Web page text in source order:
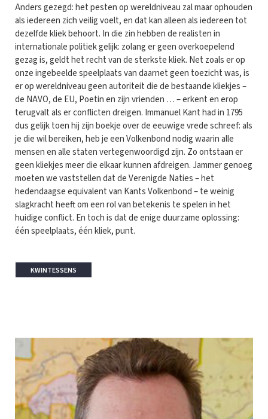
Anders gezegd: het pesten op wereldniveau zal maar ophouden
als iedereen zich veilig voelt, en dat kan alleen als iedereen tot
dezelfde kliek behoort. In die zin hebben de realisten in
internationale politiek gelijk: zolang er geen overkoepelend
gezag is, geldt het recht van de sterkste kliek. Net zoals er op
onze ingebeelde speelplaats van daarnet geen toezicht was, is
er op wereldniveau geen autoriteit die de bestaande kliekjes –
de NAVO, de EU, Poetin en zijn vrienden … – erkent en erop
terugvalt als er conflicten dreigen. Immanuel Kant had in 1795
dus gelijk toen hij zijn boekje over de eeuwige vrede schreef: als
je die wil bereiken, heb je een Volkenbond nodig waarin alle
mensen en alle staten vertegenwoordigd zijn. Zo ontstaan er
geen kliekjes meer die elkaar kunnen afdreigen. Jammer genoeg
moeten we vaststellen dat de Verenigde Naties – het
hedendaagse equivalent van Kants Volkenbond – te weinig
slagkracht heeft om een rol van betekenis te spelen in het
huidige conflict. En toch is dat de enige duurzame oplossing:
één speelplaats, één kliek, punt.
KWINTESSENS